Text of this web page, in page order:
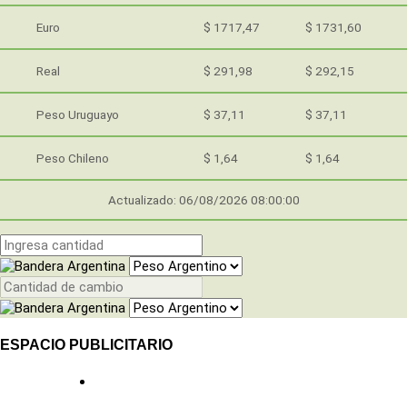
Euro $ 1717,47 $ 1731,60
Real $ 291,98 $ 292,15
Peso Uruguayo $ 37,11 $ 37,11
Peso Chileno $ 1,64 $ 1,64
Actualizado: 06/08/2026 08:00:00
ESPACIO PUBLICITARIO